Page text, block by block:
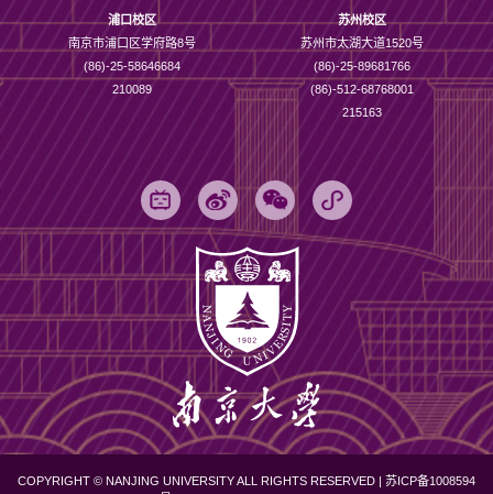
浦口校区
南京市浦口区学府路8号
(86)-25-58646684
210089
苏州校区
苏州市太湖大道1520号
(86)-25-89681766
(86)-512-68768001
215163
COPYRIGHT © NANJING UNIVERSITY ALL RIGHTS RESERVED | 苏ICP备1008594